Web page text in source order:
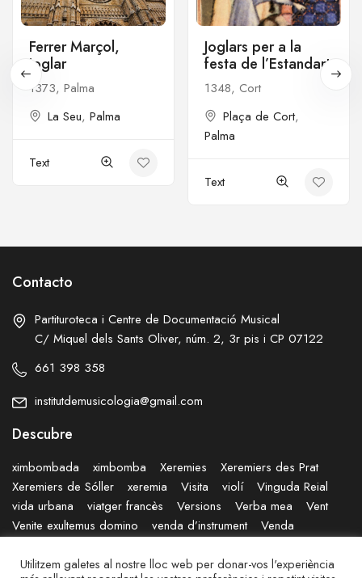
Ferrer Marçol,
joglar
1373, Palma
La Seu, Palma
Text
Joglars per a la
festa de l’Estandart
1348, Cort
Plaça de Cort,
Palma
Text
Contacto
Partituroteca i Centre de Documentació Musical
C/ Miquel dels Sants Oliver, núm. 2, 3r pis i CP 07122
661 398 358
institutdemusicologia@gmail.com
Descubre
ximbombada ximbomba Xeremies
Xeremiers des Prat
Xeremiers de Sóller
xeremia Visita violí
Vinguda Reial
vida urbana
viatger francès Versions Verba mea
Vent
Venite exultemus domino
venda d’instrument
Venda
Utilitzem galetes al nostre lloc web per donar-vos l'experiència